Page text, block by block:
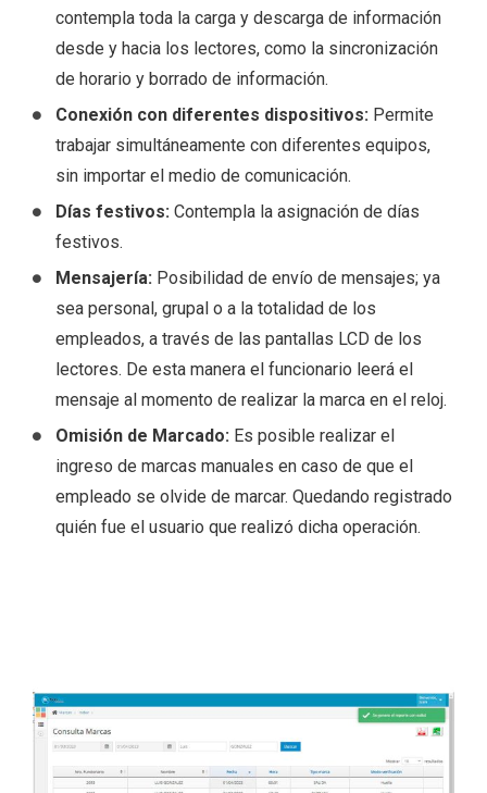
contempla toda la carga y descarga de información
desde y hacia los lectores, como la sincronización
de horario y borrado de información.
Conexión con diferentes dispositivos: Permite
trabajar simultáneamente con diferentes equipos,
sin importar el medio de comunicación.
Días festivos: Contempla la asignación de días
festivos.
Mensajería: Posibilidad de envío de mensajes; ya
sea personal, grupal o a la totalidad de los
empleados, a través de las pantallas LCD de los
lectores. De esta manera el funcionario leerá el
mensaje al momento de realizar la marca en el reloj.
Omisión de Marcado: Es posible realizar el
ingreso de marcas manuales en caso de que el
empleado se olvide de marcar. Quedando registrado
quién fue el usuario que realizó dicha operación.